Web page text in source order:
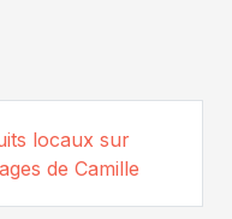
locaux sur
de Camille